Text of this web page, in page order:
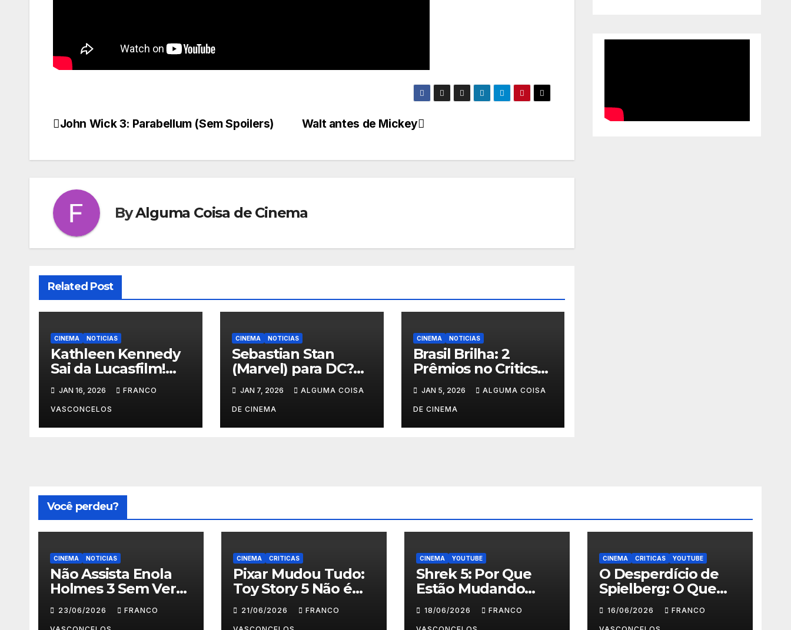
Navegação
Walt antes de Mickey
John Wick 3: Parabellum (Sem Spoilers)
ByAlguma Coisa de Cinema
Related Post
CINEMA NOTICIAS
Kathleen Kennedy
Sai da Lucasfilm!
WARS! #shorts
JAN 16, 2026 FRANCO
VASCONCELOS
CINEMA NOTICIAS
Sebastian Stan
(Marvel) para DC?
Revelado! #shorts
JAN 7, 2026 ALGUMA COISA
DE CINEMA
CINEMA NOTICIAS
Brasil Brilha: 2
Prêmios no Critics
#shorts
JAN 5, 2026 ALGUMA COISA
DE CINEMA
Você perdeu?
CINEMA NOTICIAS
Não Assista Enola
Holmes 3 Sem Ver
Isso Primeiro!
23/06/2026 FRANCO
CINEMA CRITICAS
Pixar Mudou Tudo:
Toy Story 5 Não é
Para Crianças
21/06/2026 FRANCO
CINEMA YOUTUBE
Shrek 5: Por Que
Estão Mudando
Tudo?
18/06/2026 FRANCO
CINEMA CRITICAS YOUTUBE
O Desperdício de
Spielberg: O Que
Aconteceu em Dia
D?16/06/2026 FRANCO